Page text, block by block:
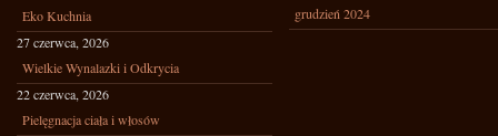
Eko Kuchnia
27 czerwca, 2026
Wielkie Wynalazki i Odkrycia
22 czerwca, 2026
Pielęgnacja ciała i włosów
grudzień 2024